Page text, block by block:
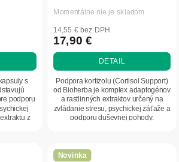
s
podporu
z
Momentálne nie je skladom
14,55 € bez DPH
17,90 €
DETAIL
Podpora kortizolu (Cortisol Support)
od Bioherba je komplex adaptogénov
a rastlinných extraktov určený na
zvládanie stresu, psychickej záťaže a
podporu duševnej pohody.
Novinka